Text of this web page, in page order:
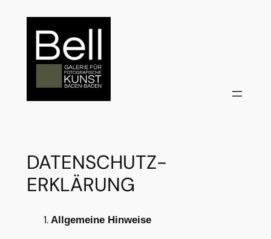
springen
DATENSCHUTZ­
ERKLÄRUNG
Allgemeine Hinweise